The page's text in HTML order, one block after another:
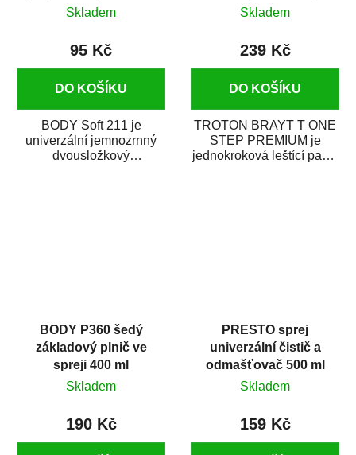
g
Skladem
95 Kč
DO KOŠÍKU
BODY Soft 211 je
univerzální jemnozrnný
dvousložkový
Skladem
239 Kč
DO KOŠÍKU
TROTON BRAYT T ONE
STEP PREMIUM je
jednokroková leštící pasta
BODY P360 šedý
základový plnič ve
spreji 400 ml
Skladem
190 Kč
PRESTO sprej
univerzální čistič a
odmašťovač 500 ml
Skladem
159 Kč